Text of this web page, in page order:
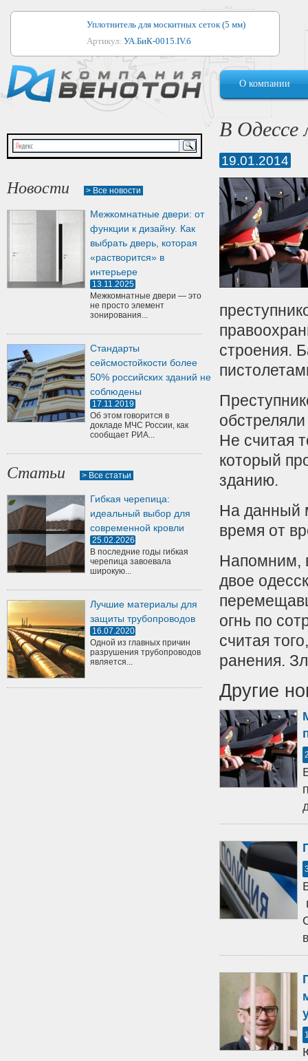
Уплотнитель для москитных сеток (5 мм)
Артикул: УА.БиК-0015.IV.б
Уплотнитель для алюминиевых окон
Артикул:1044
Уплотнитель для деревянных окон
Артикул:УМ.БиК-0062.IV.б
Уплотнитель лоджиевый для (4, 5, 6 мм)
Уплотнитель для деревянных дверей
Артикул:
О компании
Новости > Все новости
Межкомнатные двери: от
функции к дизайну. Как
выбрать дверь, которая
«растворится» в
интерьере
13.11.2025
Межкомнатные двери — это
не просто элемент
зонирования...
Стандарты
сейсмостойкости более
50% российских зданий не
соблюдены
17.11.2019
Об этом говорится в
докладе МЧС России, как
сообщает РИА...
Статьи > Все статьи
Гибкая черепица:
идеальный выбор для
современной кровли
25.02.2026
В последние годы гибкая
черепица завоевала
широкую...
Лучшие материалы для
защиты трубопроводов
16.07.2020
Одной из главных причин
разрушения трубопроводов
является...
В Одессе
19.01.2014
строения.
Не считая
который
зданию.
На данный
время от
Напомним,
двое
огнь по
считая
ранения.
Другие